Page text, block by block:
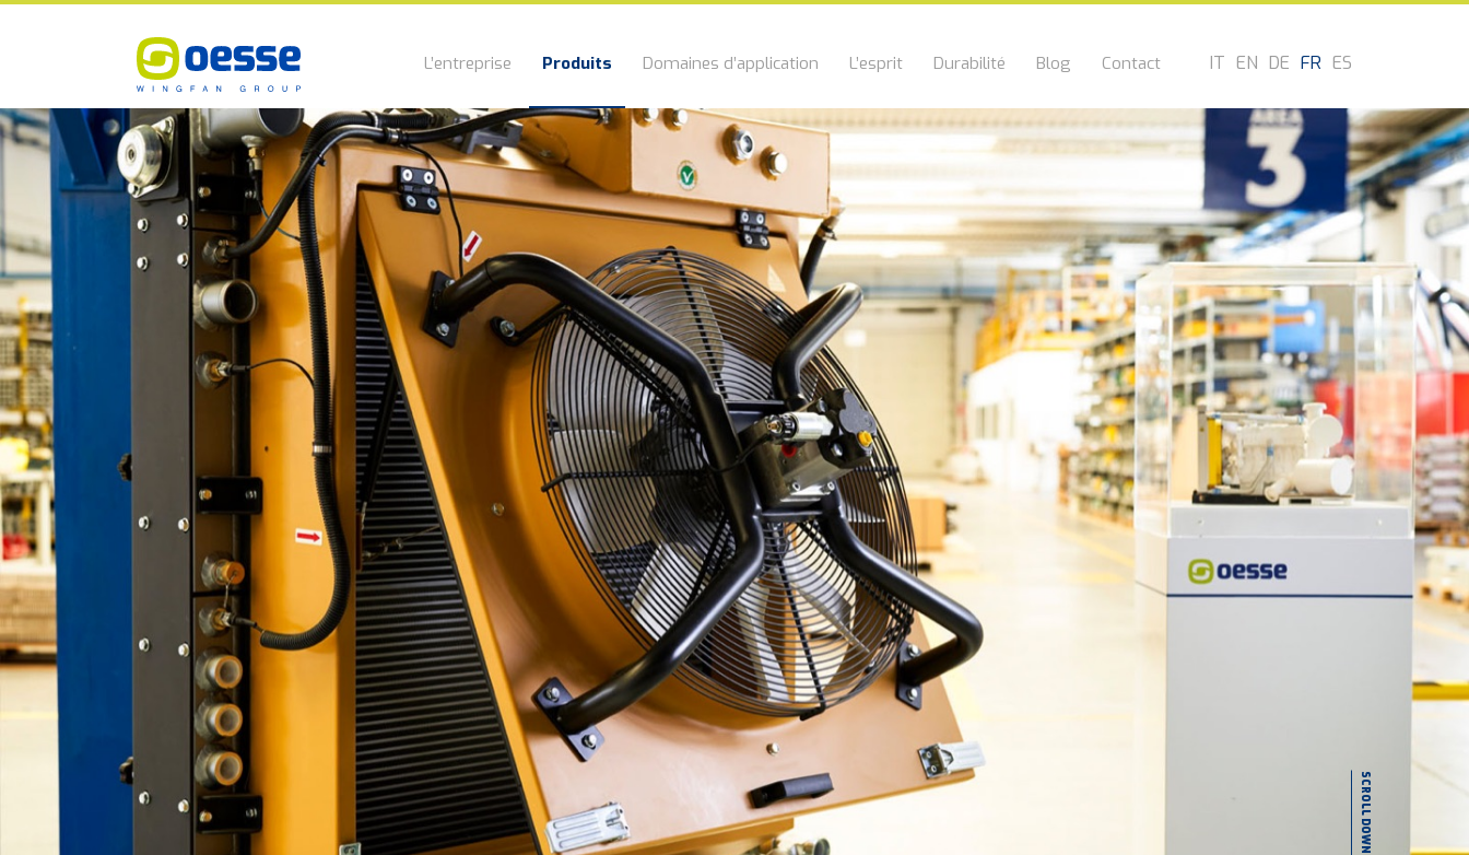
L’entreprise Produits Domaines d’application L’esprit Durabilité Blog Contact IT EN DE FR ES
SCROLL DOWN